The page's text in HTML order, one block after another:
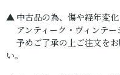
▲ 中古品の為、傷や経年変化
アンティーク・ヴィンテー
予めご了承の上ご注文をお
い。